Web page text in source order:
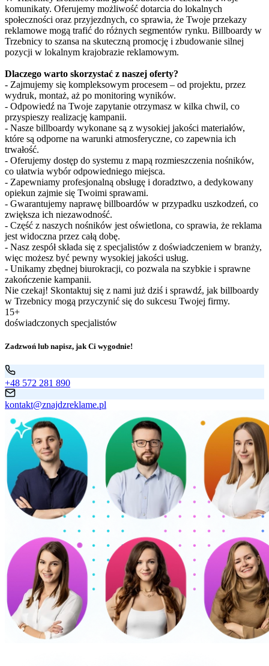
komunikaty. Oferujemy możliwość dotarcia do lokalnych
społeczności oraz przyjezdnych, co sprawia, że Twoje przekazy
reklamowe mogą trafić do różnych segmentów rynku. Billboardy w
Trzebnicy to szansa na skuteczną promocję i zbudowanie silnej
pozycji w lokalnym krajobrazie reklamowym.
Dlaczego warto skorzystać z naszej oferty?
- Zajmujemy się kompleksowym procesem – od projektu, przez
wydruk, montaż, aż po monitoring wyników.
- Odpowiedź na Twoje zapytanie otrzymasz w kilka chwil, co
przyspieszy realizację kampanii.
- Nasze billboardy wykonane są z wysokiej jakości materiałów,
które są odporne na warunki atmosferyczne, co zapewnia ich
trwałość.
- Oferujemy dostęp do systemu z mapą rozmieszczenia nośników,
co ułatwia wybór odpowiedniego miejsca.
- Zapewniamy profesjonalną obsługę i doradztwo, a dedykowany
opiekun zajmie się Twoimi sprawami.
- Gwarantujemy naprawę billboardów w przypadku uszkodzeń, co
zwiększa ich niezawodność.
- Część z naszych nośników jest oświetlona, co sprawia, że reklama
jest widoczna przez całą dobę.
- Nasz zespół składa się z specjalistów z doświadczeniem w branży,
więc możesz być pewny wysokiej jakości usług.
- Unikamy zbędnej biurokracji, co pozwala na szybkie i sprawne
zakończenie kampanii.
Nie czekaj! Skontaktuj się z nami już dziś i sprawdź, jak billboardy
w Trzebnicy mogą przyczynić się do sukcesu Twojej firmy.
15+
doświadczonych specjalistów
Zadzwoń lub napisz, jak Ci wygodnie!
+48 572 281 890
kontakt@znajdzreklame.pl